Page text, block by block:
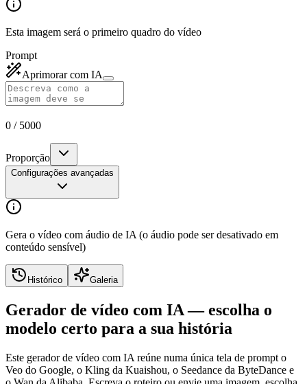
Esta imagem será o primeiro quadro do vídeo
Prompt
Aprimorar com IA
0 / 5000
Proporção
Configurações avançadas
Gera o vídeo com áudio de IA (o áudio pode ser desativado em
conteúdo sensível)
Histórico Galeria
Gerador de vídeo com IA — escolha o
modelo certo para a sua história
Este gerador de vídeo com IA reúne numa única tela de prompt o
Veo do Google, o Kling da Kuaishou, o Seedance da ByteDance e